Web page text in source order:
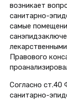
возникает
санитарно-
самые
Правового
Согласно
санитарно-